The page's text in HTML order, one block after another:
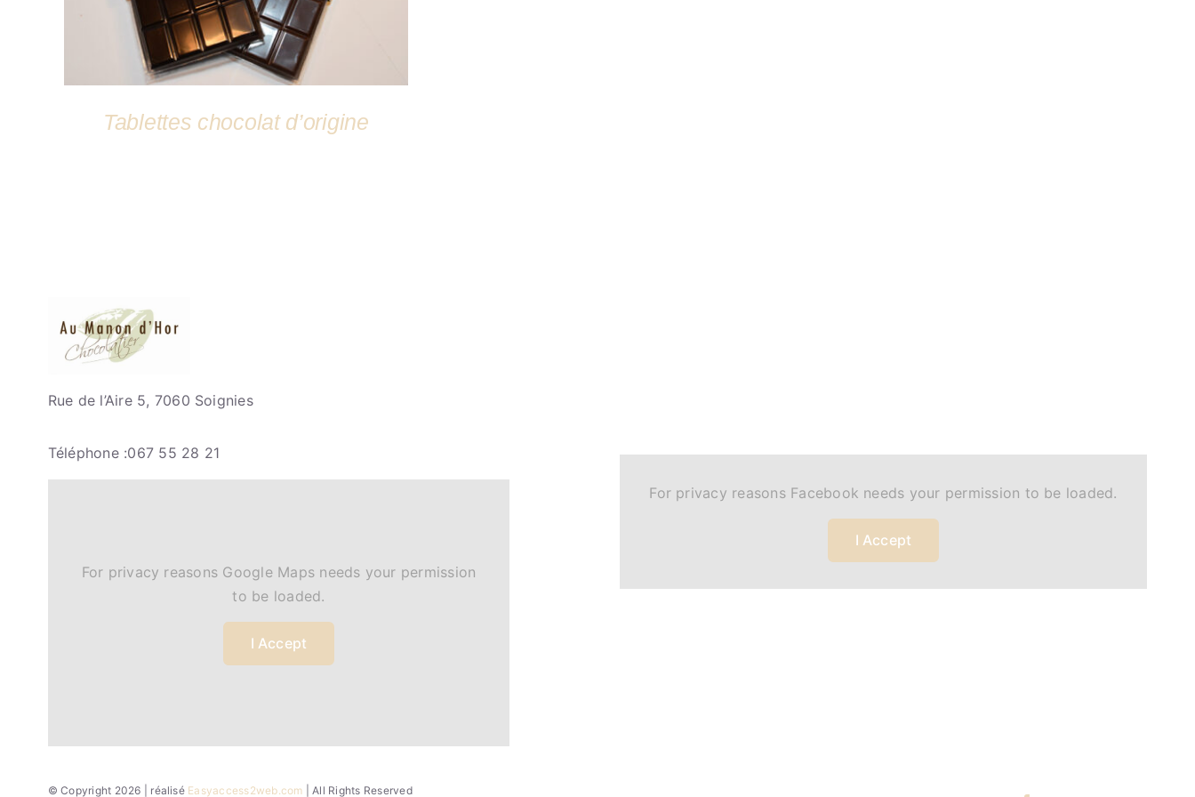
Tablettes chocolat d’origine
Rue de l’Aire 5, 7060 Soignies
Téléphone :067 55 28 21
For privacy reasons Google Maps needs your permission
to be loaded.
I Accept
For privacy reasons Facebook needs your permission to be loaded.
I Accept
© Copyright 2026 | réalisé Easyaccess2web.com | All Rights Reserved